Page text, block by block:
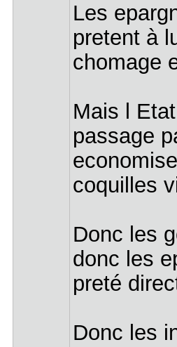
Les
pretent à
chomage
Mais l
passage
coquilles
Donc les
donc les
preté
Donc les